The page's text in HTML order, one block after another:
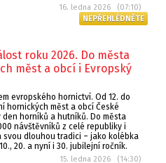
16. ledna 2026 (07:10)
NEPŘEHLÉDNĚTE
roku 2026. Do města
měst a obcí i Evropský
evropského hornictví. Od 12. do
hornických měst a obcí České
den horníků a hutníků. Do města
návštěvníků z celé republiky i
svou dlouhou tradici – jako kolébka
20. a nyní i 30. jubilejní ročník.
15. ledna 2026 (14:30)